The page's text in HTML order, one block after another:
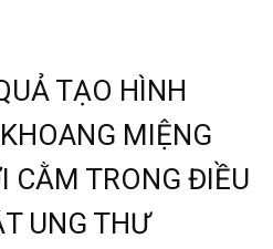
TẠO HÌNH
MIỆNG
CẰM TRONG ĐIỀU
UNG THƯ